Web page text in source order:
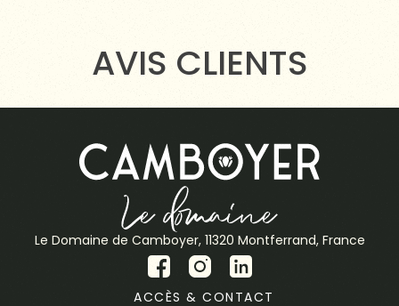
AVIS CLIENTS
Le Domaine de Camboyer, 11320 Montferrand, France
ACCÈS & CONTACT